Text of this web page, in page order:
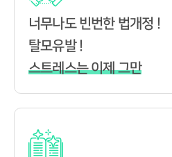
너무나도 빈번한 법개정 !
탈모유발 !
스트레스는 이제 그만